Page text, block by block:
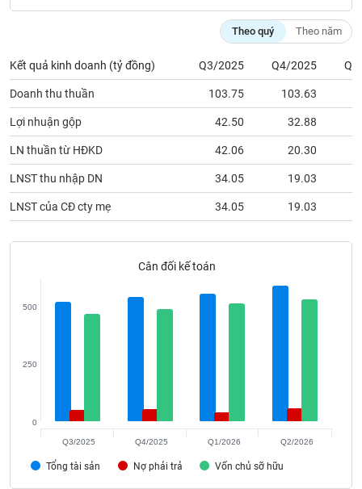
Theo quý Theo năm
Kết quả kinh doanh (tỷ đồng) Q3/2025 Q4/2025
Doanh thu thuần 103.75 103.63
Lợi nhuận gộp 42.50 32.88
LN thuần từ HĐKD 42.06 20.30
LNST thu nhập DN 34.05 19.03
LNST của CĐ cty mẹ 34.05 19.03
Cân đối kế toán
Tổng tài sản Nợ phải trả Vốn chủ sỡ hữu
0
250
500
Q3/2025 Q4/2025 Q1/2026 Q2/2026
tác
Báo
cáo
phân
tích
(-)
Thuật
ngữ
(-)
tạo
chính